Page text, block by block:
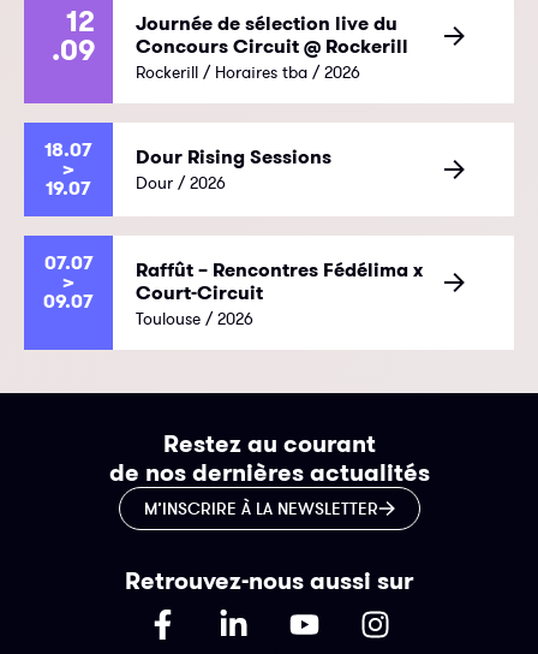
12
.09
Journée de sélection live du
Concours Circuit @ Rockerill
Rockerill / Horaires tba / 2026
18.07
>
19.07
Dour Rising Sessions
Dour / 2026
07.07
>
09.07
Raffût – Rencontres Fédélima x
Court-Circuit
Toulouse / 2026
Restez au courant
de nos dernières actualités
M’INSCRIRE À LA NEWSLETTER
Retrouvez-nous aussi sur